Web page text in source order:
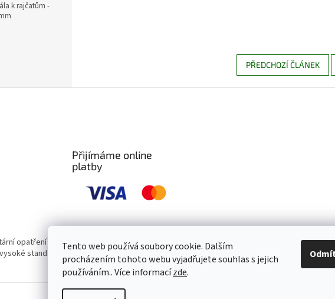
Tento web používá soubory cookie. Dalším
procházením tohoto webu vyjadřujete souhlas s jejich
používáním.. Více informacízde.
k rajčatům -
PŘEDCHOZÍ ČLÁNEK
Přijímáme online
platby
opatření 🌱. Naše rostliny pravidelně kontrolujeme a ošetřujeme, aby byly zdravé a bez
standardy kvality.